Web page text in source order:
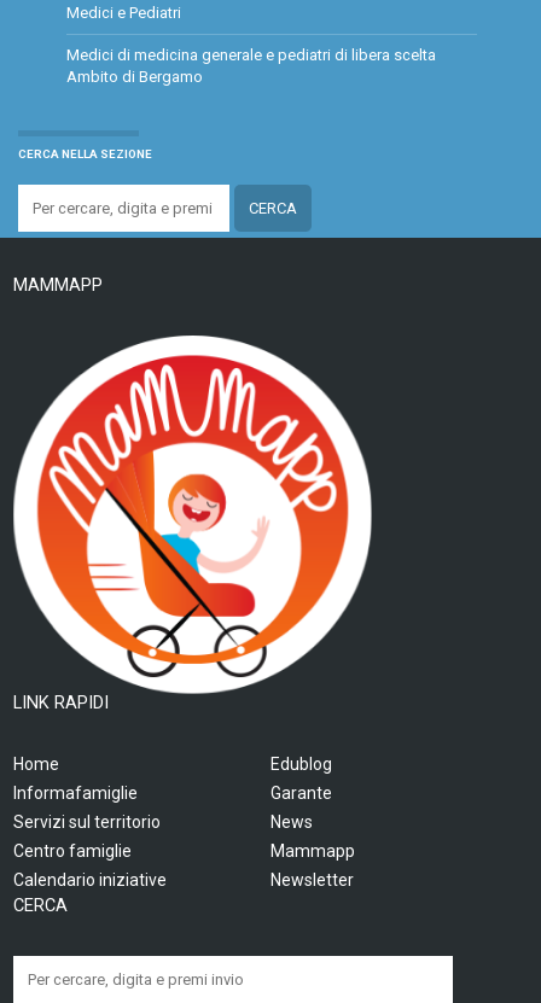
Medici e Pediatri
Medici di medicina generale e pediatri di libera scelta
Ambito di Bergamo
CERCA NELLA SEZIONE
MAMMAPP
LINK RAPIDI
Home
Informafamiglie
Servizi sul territorio
Centro famiglie
Calendario iniziative
Edublog
Garante
News
Mammapp
Newsletter
CERCA